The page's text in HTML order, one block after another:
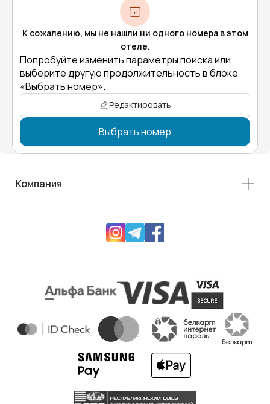
К сожалению, мы не нашли ни одного номера в этом
отеле.
Попробуйте изменить параметры поиска или
выберите другую продолжительность в блоке
«Выбрать номер».
Редактировать
Выбрать номер
Компания